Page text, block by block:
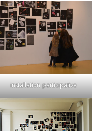
installation participative